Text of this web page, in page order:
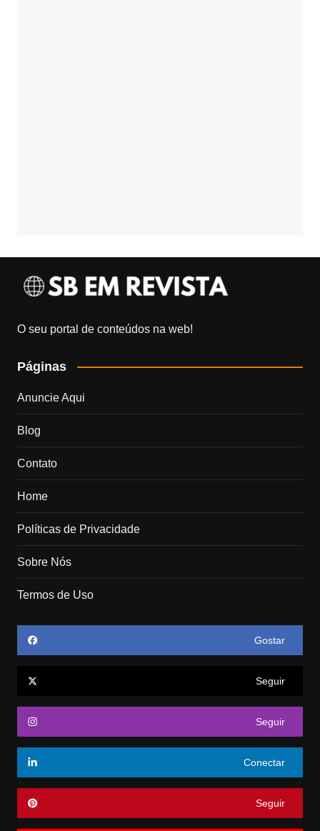
O seu portal de conteúdos na web!
Páginas
Anuncie Aqui
Blog
Contato
Home
Políticas de Privacidade
Sobre Nós
Termos de Uso
Gostar
Seguir
Seguir
Conectar
Seguir